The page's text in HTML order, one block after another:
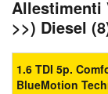
Allestimenti
>>) Diesel
1.6 TDI 5p.
BlueMotion